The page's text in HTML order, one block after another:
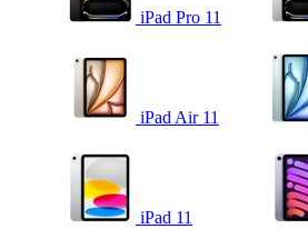
iPad Pro 11
iPad Air 11
iPad 11